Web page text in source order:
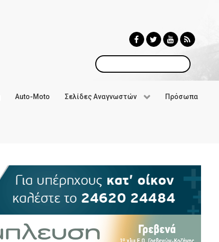
Αναζήτηση
Auto-Moto Σελίδες Αναγνωστών Πρόσωπα